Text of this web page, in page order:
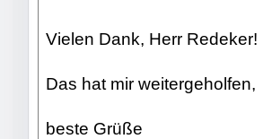
Vielen Dank, Herr Redeker!
Das hat mir weitergeholfen,
beste Grüße